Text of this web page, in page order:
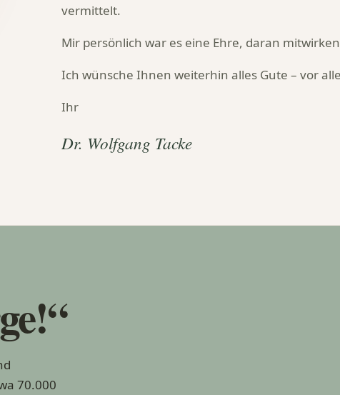
vermittelt.
Mir persönlich war es eine Ehre, daran
Ich wünsche Ihnen weiterhin alles Gute – vor
Ihr
Dr. Wolfgang Tacke
70.000